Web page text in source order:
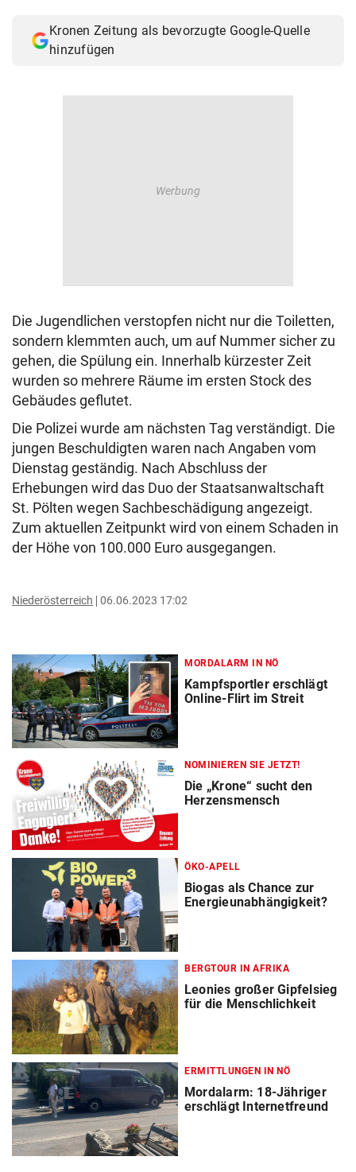
Kronen Zeitung als bevorzugte Google-Quelle
hinzufügen
Die Jugendlichen verstopfen nicht nur die Toiletten,
sondern klemmten auch, um auf Nummer sicher zu
gehen, die Spülung ein. Innerhalb kürzester Zeit
wurden so mehrere Räume im ersten Stock des
Gebäudes geflutet.
Die Polizei wurde am nächsten Tag verständigt. Die
jungen Beschuldigten waren nach Angaben vom
Dienstag geständig. Nach Abschluss der
Erhebungen wird das Duo der Staatsanwaltschaft
St. Pölten wegen Sachbeschädigung angezeigt.
Zum aktuellen Zeitpunkt wird von einem Schaden in
der Höhe von 100.000 Euro ausgegangen.
Niederösterreich 06.06.2023 17:02
MORDALARM IN NÖ
Kampfsportler erschlägt
Online-Flirt im Streit
NOMINIEREN SIE JETZT!
Die „Krone“ sucht den
Herzensmensch
ÖKO-APELL
Biogas als Chance zur
Energieunabhängigkeit?
BERGTOUR IN AFRIKA
Leonies großer Gipfelsieg
für die Menschlichkeit
ERMITTLUNGEN IN NÖ
Mordalarm: 18-Jähriger
erschlägt Internetfreund